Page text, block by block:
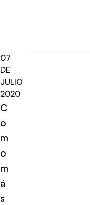
07
DE
JULIO
2020
C
o
m
o
m
á
s